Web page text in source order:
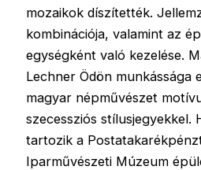
mozaikok díszítették.
kombinációja, valamint az
egységként való kezelése.
Lechner Ödön munkássága
magyar népművészet
szecessziós stílusjegyekkel.
tartozik a
Iparművészeti Múzeum